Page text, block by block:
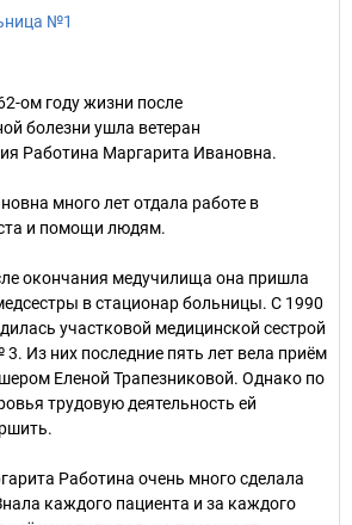
№1
ом году жизни после
болезни ушла ветеран
Работина Маргарита Ивановна.
много лет отдала работе в
и помощи людям.
окончания медучилища она пришла
в стационар больницы. С 1990
участковой медицинской сестрой
Из них последние пять лет вела приём
Еленой Трапезниковой. Однако по
трудовую деятельность ей
Работина очень много сделала
каждого пациента и за каждого